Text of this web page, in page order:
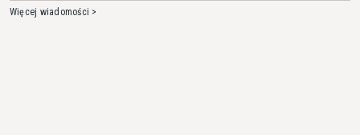
Więcej wiadomości >